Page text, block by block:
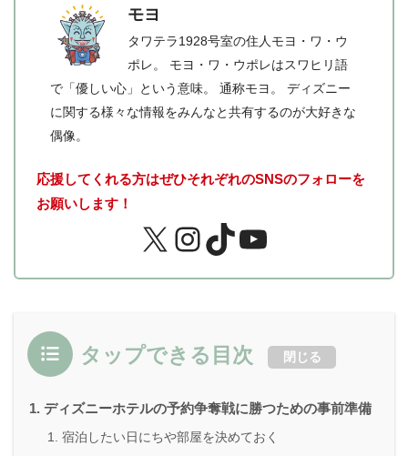
モヨ
タワテラ1928号室の住人モヨ・ワ・ウ
ポレ。 モヨ・ワ・ウポレはスワヒリ語
で「優しい心」という意味。 通称モヨ。 ディズニー
に関する様々な情報をみんなと共有するのが大好きな
偶像。
応援してくれる方はぜひそれぞれのSNSのフォローを
お願いします！
タップできる目次 閉じる
ディズニーホテルの予約争奪戦に勝つための事前準備
宿泊したい日にちや部屋を決めておく